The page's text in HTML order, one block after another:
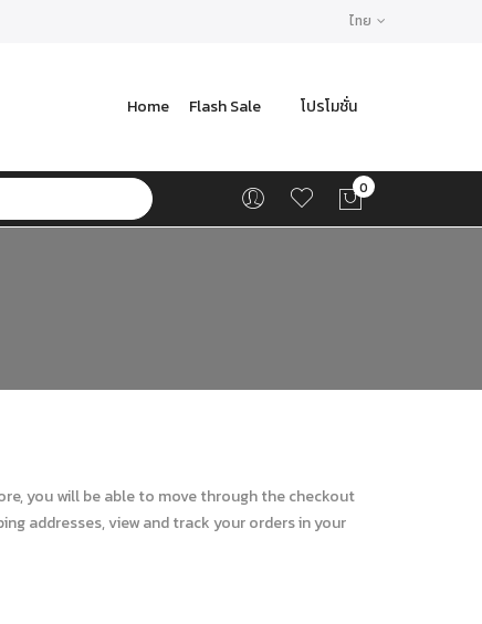
ไทย
Home Flash Sale โปรโมชั่น
ตะกร้า
0
you will be able to move through the checkout
addresses, view and track your orders in your